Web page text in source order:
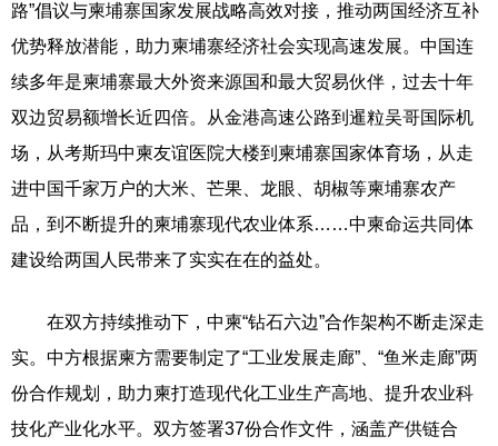
路”倡议与柬埔寨国家发展战略高效对接，推动两国经济互补
优势释放潜能，助力柬埔寨经济社会实现高速发展。中国连
续多年是柬埔寨最大外资来源国和最大贸易伙伴，过去十年
双边贸易额增长近四倍。从金港高速公路到暹粒吴哥国际机
场，从考斯玛中柬友谊医院大楼到柬埔寨国家体育场，从走
进中国千家万户的大米、芒果、龙眼、胡椒等柬埔寨农产
品，到不断提升的柬埔寨现代农业体系……中柬命运共同体
建设给两国人民带来了实实在在的益处。
在双方持续推动下，中柬“钻石六边”合作架构不断走深走
实。中方根据柬方需要制定了“工业发展走廊”、“鱼米走廊”两
份合作规划，助力柬打造现代化工业生产高地、提升农业科
技化产业化水平。双方签署37份合作文件，涵盖产供链合